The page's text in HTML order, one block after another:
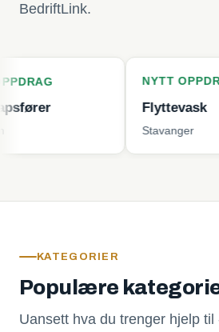
BedriftLink.
NYTT OPPDRAG
Flyttevask
KATEGORIER
Populære
Uansett hva du trenger hjelp til